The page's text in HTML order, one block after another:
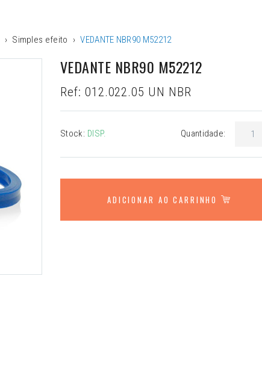
Simples efeito VEDANTE NBR90 M52212
VEDANTE NBR90 M52212
Ref: 012.022.05 UN NBR
Stock: DISP. Quantidade:
ADICIONAR AO CARRINHO